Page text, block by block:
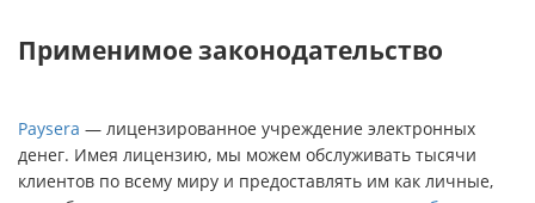
Применимое законодательство
Paysera — лицензированное учреждение электронных
денег. Имея лицензию, мы можем обслуживать тысячи
клиентов по всему миру и предоставлять им как личные,